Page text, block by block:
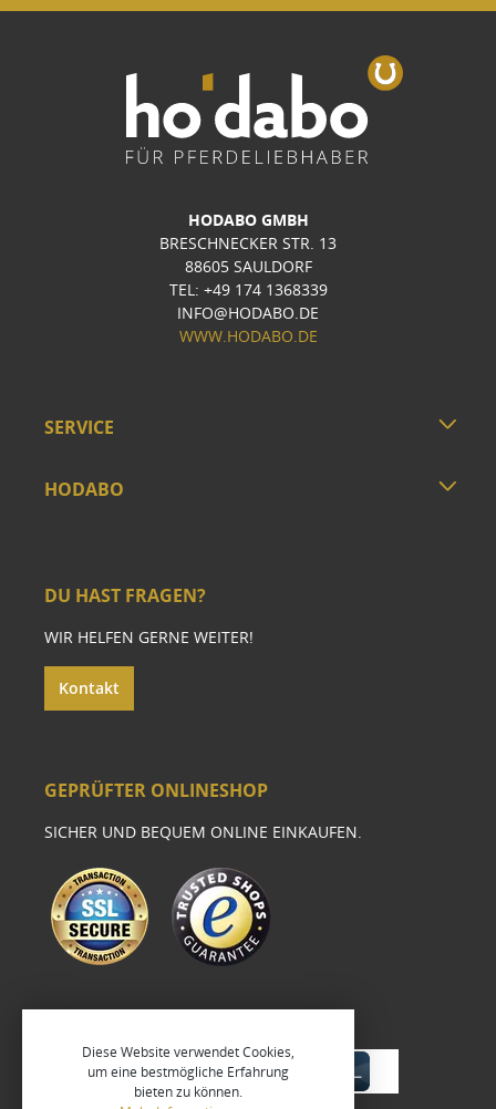
HODABO GMBH
BRESCHNECKER STR. 13
88605 SAULDORF
TEL: +49 174 1368339
INFO@HODABO.DE
WWW.HODABO.DE
SERVICE
HODABO
DU HAST FRAGEN?
WIR HELFEN GERNE WEITER!
Kontakt
GEPRÜFTER ONLINESHOP
SICHER UND BEQUEM ONLINE EINKAUFEN.
Diese Website verwendet Cookies,
um eine bestmögliche Erfahrung
bieten zu können.